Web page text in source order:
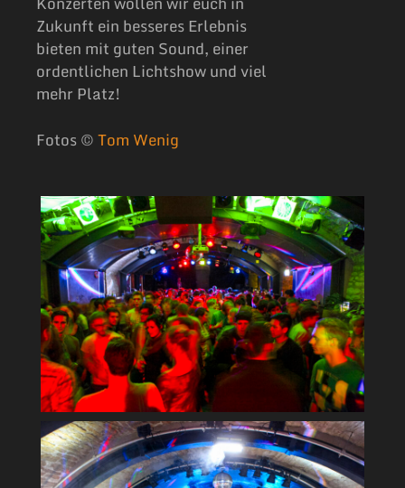
Zukunft ein besseres Erlebnis
bieten mit guten Sound, einer
ordentlichen Lichtshow und viel
mehr Platz!
Fotos ©Tom Wenig